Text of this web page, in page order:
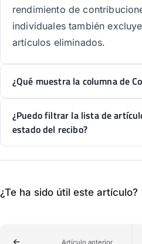
rendimiento de
individuales también
artículos eliminados.
¿Qué muestra la columna de
¿Puedo filtrar la lista de
estado del recibo?
¿Te ha sido útil este artículo?
Artículo anterior